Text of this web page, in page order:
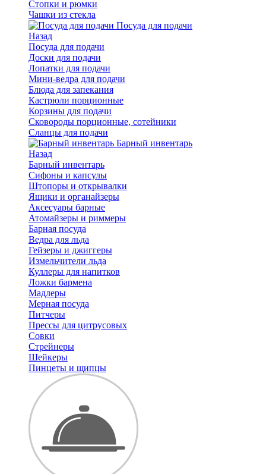
Стопки и рюмки
Чашки из стекла
Посуда для подачи
Назад
Посуда для подачи
Доски для подачи
Лопатки для подачи
Мини-ведра для подачи
Блюда для запекания
Кастрюли порционные
Корзины для подачи
Сковороды порционные, сотейники
Сланцы для подачи
Барный инвентарь
Назад
Барный инвентарь
Сифоны и капсулы
Штопоры и открывалки
Ящики и органайзеры
Аксесуары барные
Атомайзеры и риммеры
Барная посуда
Ведра для льда
Гейзеры и джиггеры
Измельчители льда
Куллеры для напитков
Ложки бармена
Мадлеры
Мерная посуда
Питчеры
Прессы для цитрусовых
Совки
Стрейнеры
Шейкеры
Пинцеты и щипцы